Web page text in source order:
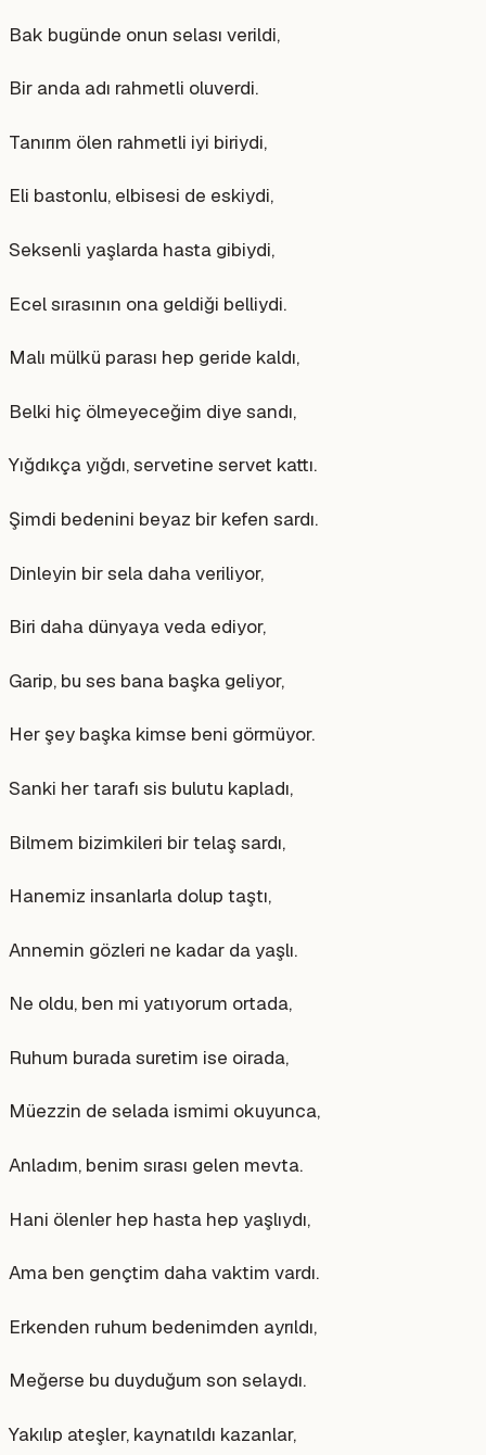
Bak bugünde onun selası verildi,
Bir anda adı rahmetli oluverdi.
Tanırım ölen rahmetli iyi biriydi,
Eli bastonlu, elbisesi de eskiydi,
Seksenli yaşlarda hasta gibiydi,
Ecel sırasının ona geldiği belliydi.
Malı mülkü parası hep geride kaldı,
Belki hiç ölmeyeceğim diye sandı,
Yığdıkça yığdı, servetine servet kattı.
Şimdi bedenini beyaz bir kefen sardı.
Dinleyin bir sela daha veriliyor,
Biri daha dünyaya veda ediyor,
Garip, bu ses bana başka geliyor,
Her şey başka kimse beni görmüyor.
Sanki her tarafı sis bulutu kapladı,
Bilmem bizimkileri bir telaş sardı,
Hanemiz insanlarla dolup taştı,
Annemin gözleri ne kadar da yaşlı.
Ne oldu, ben mi yatıyorum ortada,
Ruhum burada suretim ise oirada,
Müezzin de selada ismimi okuyunca,
Anladım, benim sırası gelen mevta.
Hani ölenler hep hasta hep yaşlıydı,
Ama ben gençtim daha vaktim vardı.
Erkenden ruhum bedenimden ayrıldı,
Meğerse bu duyduğum son selaydı.
Yakılıp ateşler, kaynatıldı kazanlar,